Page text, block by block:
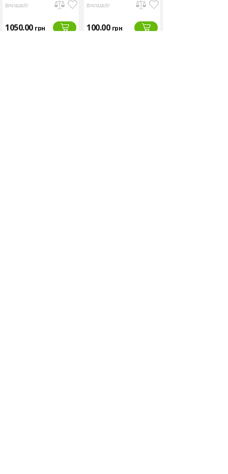
Відгуків (0)
1050.00 грн
Відгуків (0)
100.00 грн